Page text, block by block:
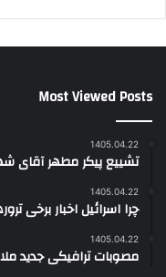
Most Viewed Posts
1405.04.22
تشییع پیکر مطهر آقای
1405.04.22
چرا اسرائیل اخبار برخی
1405.04.22
مصوبات ترافیکی جدید